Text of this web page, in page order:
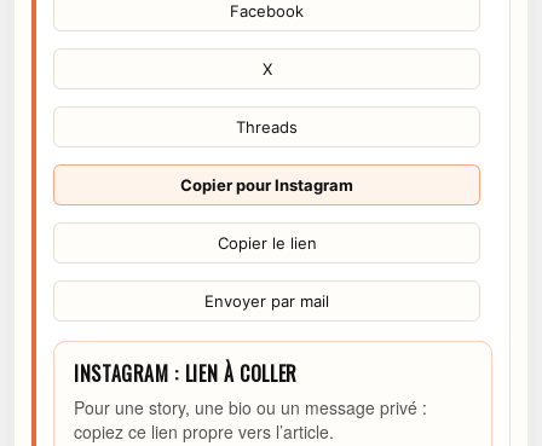
Facebook
X
Threads
Copier pour Instagram
Copier le lien
Envoyer par mail
INSTAGRAM : LIEN À COLLER
Pour une story, une bio ou un message privé :
copiez ce lien propre vers l’article.